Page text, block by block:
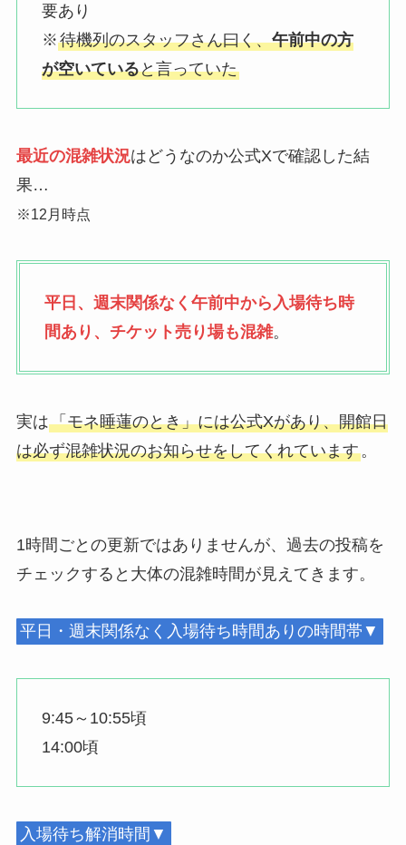
要あり
※待機列のスタッフさん曰く、午前中の方
が空いていると言っていた
最近の混雑状況はどうなのか公式Xで確認した結
果…
※12月時点
平日、週末関係なく午前中から入場待ち時
間あり、チケット売り場も混雑。
実は「モネ睡蓮のとき」には公式Xがあり、開館日
は必ず混雑状況のお知らせをしてくれています。
1時間ごとの更新ではありませんが、過去の投稿を
チェックすると大体の混雑時間が見えてきます。
平日・週末関係なく入場待ち時間ありの時間帯▼
9:45～10:55頃
14:00頃
入場待ち解消時間▼